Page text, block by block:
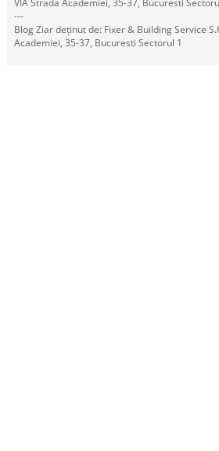
---
Blog Ziar deținut de: Fixer & Building Service
Academiei, 35-37, Bucuresti Sectorul 1